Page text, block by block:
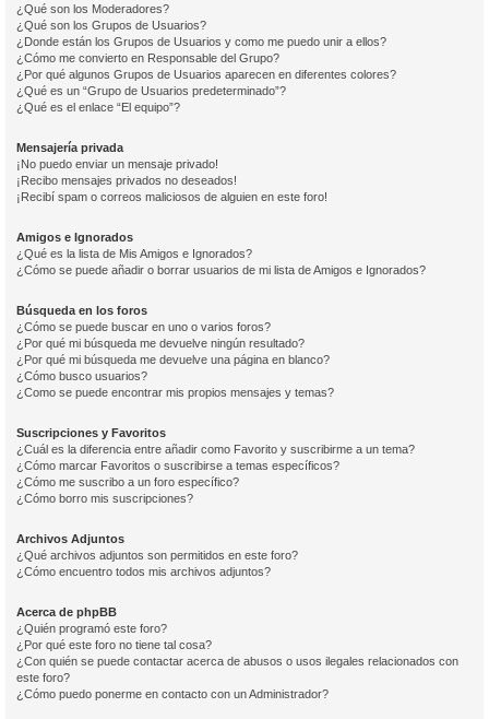
¿Qué son los Moderadores?
¿Qué son los Grupos de Usuarios?
¿Donde están los Grupos de Usuarios y como me puedo unir a ellos?
¿Cómo me convierto en Responsable del Grupo?
¿Por qué algunos Grupos de Usuarios aparecen en diferentes colores?
¿Qué es un “Grupo de Usuarios predeterminado”?
¿Qué es el enlace “El equipo”?
Mensajería privada
¡No puedo enviar un mensaje privado!
¡Recibo mensajes privados no deseados!
¡Recibí spam o correos maliciosos de alguien en este foro!
Amigos e Ignorados
¿Qué es la lista de Mis Amigos e Ignorados?
¿Cómo se puede añadir o borrar usuarios de mi lista de Amigos e Ignorados?
Búsqueda en los foros
¿Cómo se puede buscar en uno o varios foros?
¿Por qué mi búsqueda me devuelve ningún resultado?
¿Por qué mi búsqueda me devuelve una página en blanco?
¿Cómo busco usuarios?
¿Como se puede encontrar mis propios mensajes y temas?
Suscripciones y Favoritos
¿Cuál es la diferencia entre añadir como Favorito y suscribirme a un tema?
¿Cómo marcar Favoritos o suscribirse a temas específicos?
¿Cómo me suscribo a un foro específico?
¿Cómo borro mis suscripciones?
Archivos Adjuntos
¿Qué archivos adjuntos son permitidos en este foro?
¿Cómo encuentro todos mis archivos adjuntos?
Acerca de phpBB
¿Quién programó este foro?
¿Por qué este foro no tiene tal cosa?
¿Con quién se puede contactar acerca de abusos o usos ilegales relacionados con
este foro?
¿Cómo puedo ponerme en contacto con un Administrador?